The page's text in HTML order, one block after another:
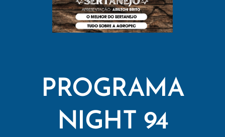
PROGRAMA
NIGHT 94